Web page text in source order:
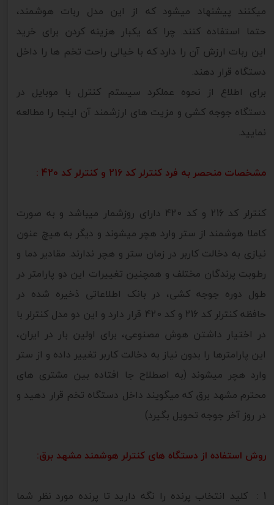
میکنند پیشنهاد میشود که از این مدل ربات هوشمند،
حتما استفاده کنند. چرا که یکبار هزینه کردن برای خرید
این ربات ارزش آن را دارد که با خیالی راحت تخم ها را داخل
دستگاه قرار دهند.
برای اطلاع از نحوه عملکرد سیستم کنترل با موبایل در
دستگاه جوجه کشی و مزیت های ارزشمند آن اینجا را مطالعه
نمایید.
مشخصات منحصر به فرد کنترلر کد 216 و کنترلر کد 420 :
کنترلر کد 216 و کد 420 دارای روزشمار میباشد و به صورت
کاملا هوشمند از ستر وارد هچر میشوند و دیگر به هیچ عنون
نیازی به دخالت کاربر در زمان ستر و هچر ندارند. مقادیر دما و
رطوبت پرندگان مختلف و همچنین تغییرات این دو پارامتر در
طول دوره جوجه کشی، در بانک اطلاعاتی ذخیره شده در
حافظه کنترلر کد 216 و کد 420 قرار دارد و این دو مدل کنترلر با
در اختیار داشتن هوش مصنوعی، برای اولین بار در ایران،
این پارامترها را بدون نیاز به دخالت کاربر تغییر داده و از ستر
وارد هچر میشوند (به اصطلاح جا افتاده بین مشتری های
محترم مشهد برق که میگویند داخل دستگاه تخم قرار دهید و
در روز آخر جوجه تحویل بگیرد)
روش استفاده از دستگاه های کنترلر هوشمند مشهد برق:
1 : کلید انتخاب پرنده را نگه دارید تا پرنده مورد نظر شما